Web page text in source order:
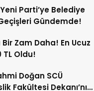
Parti’ye Belediye
Gündemde!
Zam Daha! En Ucuz
TL Oldu!
Doğan SCÜ
Fakültesi Dekanı’nı